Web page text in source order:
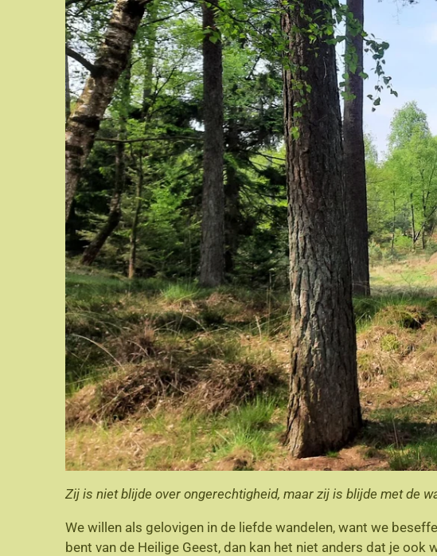
Zij is niet blijde over ongerechtigheid, maar zij is blijde met de
We willen als gelovigen in de liefde wandelen, want we
bent van de Heilige Geest, dan kan het niet anders dat je ook